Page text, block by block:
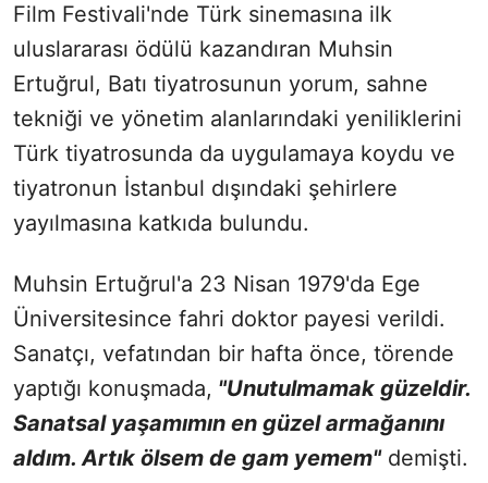
Film Festivali'nde Türk sinemasına ilk
uluslararası ödülü kazandıran Muhsin
Ertuğrul, Batı tiyatrosunun yorum, sahne
tekniği ve yönetim alanlarındaki yeniliklerini
Türk tiyatrosunda da uygulamaya koydu ve
tiyatronun İstanbul dışındaki şehirlere
yayılmasına katkıda bulundu.
Muhsin Ertuğrul'a 23 Nisan 1979'da Ege
Üniversitesince fahri doktor payesi verildi.
Sanatçı, vefatından bir hafta önce, törende
yaptığı konuşmada, "Unutulmamak güzeldir.
Sanatsal yaşamımın en güzel armağanını
aldım. Artık ölsem de gam yemem"demişti.